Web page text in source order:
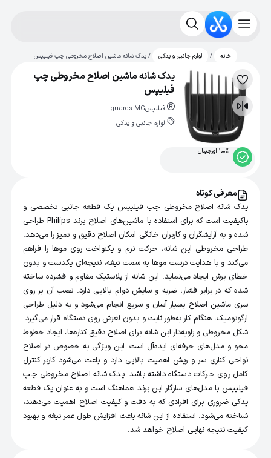
خانه / لوازم جانبی و یدکی / یدک شانه ماشین اصلاح مخروطی چپ فیلیپس
لیست
علاقه‌مندی
مقایسه
یدک شانه ماشین اصلاح مخروطی چپ
فیلیپس
فیلیپسL-guards MG
لوازم جانبی و یدکی
100% اورجینال
معرفی کوتاه
یدک شانه اصلاح مخروطی چپ فیلیپس یک قطعه جانبی تخصصی و
باکیفیت است که برای استفاده با ماشین‌های اصلاح برند Philips طراحی
شده و به آرایشگران و کاربران خانگی امکان اصلاح دقیق و تمیز را می‌دهد.
طراحی مخروطی این شانه، حرکت نرم و یکنواخت روی موها را فراهم
می‌کند و با هدایت درست موها به سمت تیغه، نتیجه‌ای یکدست و بدون
خطای برش ایجاد می‌نماید. این شانه از پلاستیک مقاوم و فشرده ساخته
شده که در برابر فشار، ضربه و سایش دوام بالایی دارد. نصب آن بر روی
سری ماشین اصلاح بسیار آسان و سریع انجام می‌شود و به دلیل طراحی
ارگونومیک، هنگام کار به‌طور ثابت و بدون لغزش روی دستگاه قرار می‌گیرد.
شکل مخروطی و زاویه‌دار این شانه برای اصلاح دقیق کناره‌ها، ایجاد خطوط
محو و مدل‌های حرفه‌ای ایده‌آل است. این ویژگی به خصوص در اصلاح
نواحی کناری سر و ریش اهمیت بالایی دارد و باعث می‌شود کاربر کنترل
کامل روی حرکات دستگاه داشته باشد. یدک شانه اصلاح مخروطی چپ
فیلیپس با مدل‌های سازگار این برند هماهنگ است و به عنوان یک قطعه
یدکی ضروری برای افرادی که به دقت و کیفیت اصلاح اهمیت می‌دهند،
شناخته می‌شود. استفاده از این شانه باعث افزایش طول عمر تیغه و بهبود
کیفیت نتیجه نهایی اصلاح خواهد شد.